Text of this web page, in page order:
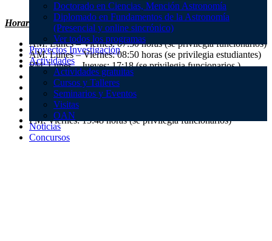
Doctorado en Ciencias, Mención Astronomía
Diplomado en Fundamentos de la Astronomía
(Presencial y online sincrónico)
Ver todos los programas
Proyectos Investigación
Actividades
Actividades gratuitas
Cursos y Talleres
Seminarios y Eventos
Visitas
OAN
Noticias
Concursos
Horarios:
AM: Lunes – Viernes: 07:50 horas (se privilegia funcionarios)
AM: Lunes – Viernes: 08:50 horas (se privilegia estudiantes)
PM: Lunes – Jueves: 17:18 (se privilegia funcionarios )
PM: Lunes – Jueves: 17:45 horas (se privilegia estudiantes)
PM: Lunes – Jueves: 18:18 horas (se privilegia funcionarios)
PM: Viernes: 15:03 (se privilegia funcionarios)
PM: Viernes: 15:20 horas (se privilegia estudiantes)
PM: Viernes: 15:48 horas (se privilegia funcionarios)